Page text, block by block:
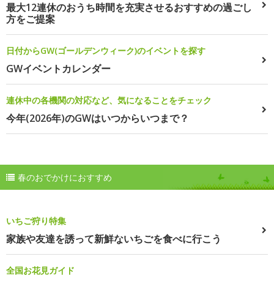
最大12連休のおうち時間を充実させるおすすめの過ごし
方をご提案
日付からGW(ゴールデンウィーク)のイベントを探す
GWイベントカレンダー
連休中の各機関の対応など、気になることをチェック
今年(2026年)のGWはいつからいつまで？
春のおでかけにおすすめ
いちご狩り特集
家族や友達を誘って新鮮ないちごを食べに行こう
全国お花見ガイド